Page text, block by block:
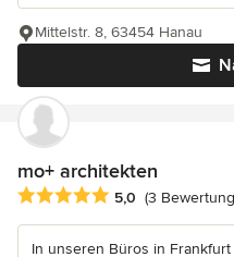
Mittelstr. 8, 63454 Hanau
mo+ architekten
Durchschnittliche
5,0 (3
In unseren Büros in